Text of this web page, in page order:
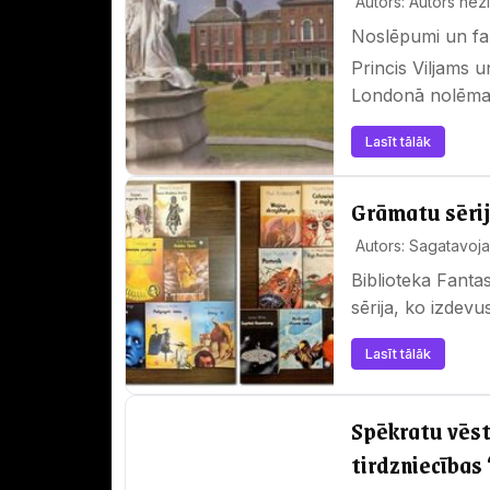
Noslēpumi un
Princis Viljams
Londonā
Lasīt tālāk
Grāmatu
Autors:
Biblioteka
sērija, ko
gada), un tā
Lasīt tālāk
Spēkratu
tirdzniecības